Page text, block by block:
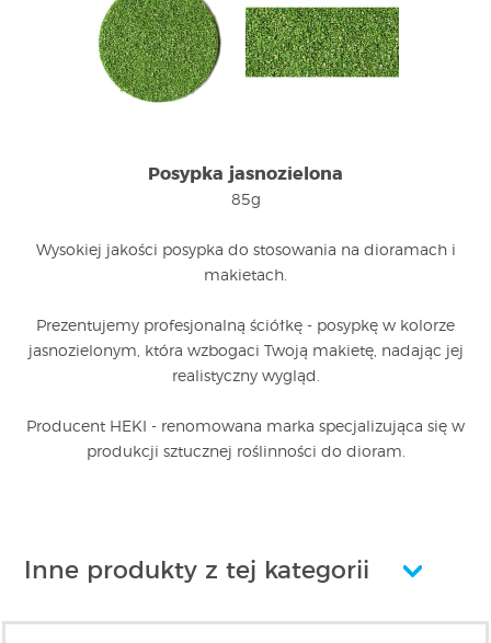
Posypka jasnozielona
85g
Wysokiej jakości posypka do stosowania na dioramach i
makietach.
Prezentujemy profesjonalną ściółkę - posypkę w kolorze
jasnozielonym, która wzbogaci Twoją makietę, nadając jej
realistyczny wygląd.
Producent HEKI - renomowana marka specjalizująca się w
produkcji sztucznej roślinności do dioram.
Inne produkty z tej kategorii